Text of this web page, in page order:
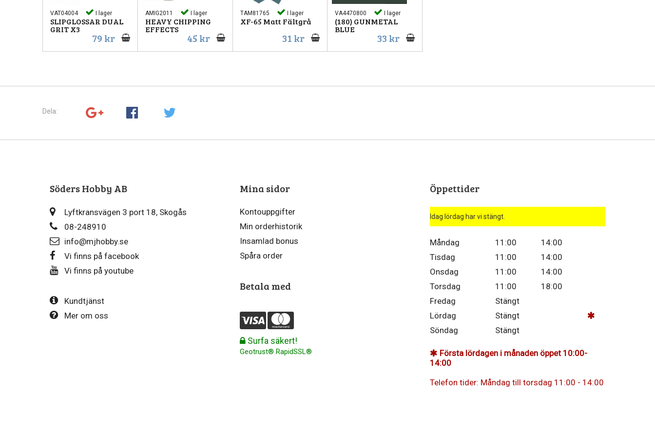
VAT04004 I lager
SLIPGLOSSAR DUAL
GRIT X3
79 kr
AMIG2011 I lager
HEAVY CHIPPING
EFFECTS
45 kr
TAM81765 I lager
XF-65 Matt Fältgrå
31 kr
VA4470800 I lager
(180) GUNMETAL
BLUE
33 kr
Dela:
Söders Hobby AB
Lyftkransvägen 3 port 18, Skogås
08-248910
info@mjhobby.se
Vi finns på facebook
Vi finns på youtube
Kundtjänst
Mer om oss
Mina sidor
Kontouppgifter
Min orderhistorik
Insamlad bonus
Spåra order
Betala med
Surfa säkert!
Geotrust® RapidSSL®
Öppettider
Idag lördag har vi stängt.
Måndag 11:00
14:00
Tisdag
11:00
14:00
Onsdag
11:00
14:00
Torsdag
11:00
18:00
Fredag
Stängt
Lördag
Stängt
Söndag
Stängt
Första lördagen i månaden öppet 10:00-
14:00
Telefon tider: Måndag till torsdag 11:00 - 14:00